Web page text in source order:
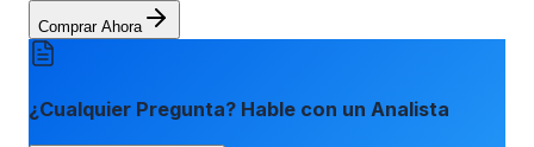
Comprar Ahora
¿Cualquier Pregunta? Hable con un Analista